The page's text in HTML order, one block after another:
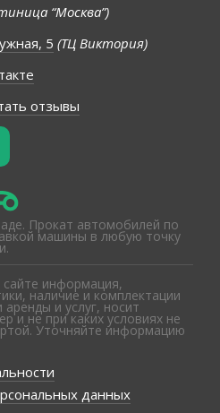
“Москва”)
5 (ТЦ Виктория)
отзывы
Прокат автомобилей по
машины в любую точку
информация,
наличие и комплектации
и услуг, носит
и не при каких условиях не
Уточняйте информацию
данных